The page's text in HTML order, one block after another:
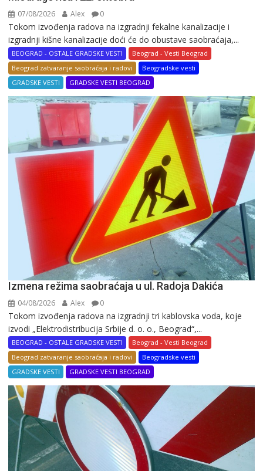
07/08/2026 Alex 0
Tokom izvođenja radova na izgradnji fekalne kanalizacije i
izgradnji kišne kanalizacije doći će do obustave saobraćaja,...
BEOGRAD - OSTALE GRADSKE VESTI
Beograd - Vesti Beograd
Beograd zatvaranje saobraćaja i radovi
Beogradske vesti
GRADSKE VESTI
GRADSKE VESTI BEOGRAD
Izmena režima saobraćaja u ul. Radoja Dakića
04/08/2026 Alex 0
Tokom izvođenja radova na izgradnji tri kablovska voda, koje
izvodi „Elektrodistribucija Srbije d. o. o., Beograd“,...
BEOGRAD - OSTALE GRADSKE VESTI
Beograd - Vesti Beograd
Beograd zatvaranje saobraćaja i radovi
Beogradske vesti
GRADSKE VESTI
GRADSKE VESTI BEOGRAD